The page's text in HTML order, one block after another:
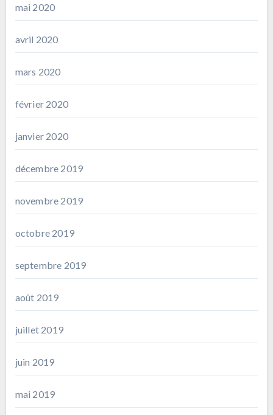
mai 2020
avril 2020
mars 2020
février 2020
janvier 2020
décembre 2019
novembre 2019
octobre 2019
septembre 2019
août 2019
juillet 2019
juin 2019
mai 2019